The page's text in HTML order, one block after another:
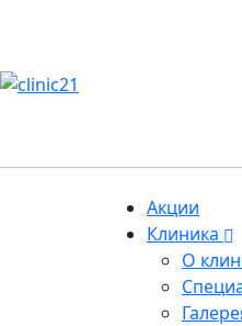
Акции
Клиника
О